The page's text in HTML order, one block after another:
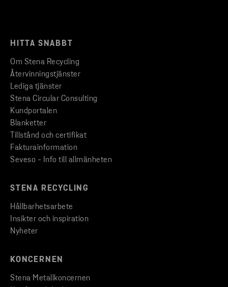
HITTA SNABBT
Om Stena Recycling
Återvinningstjänster
Lediga tjänster
Stena Circular Consulting
Kundportalen
Blanketter
Tillstånd och certifikat
Fakturainformation
Seveso - Info till allmänheten
STENA RECYCLING
Hållbarhetsarbete
Insikter och inspiration
Nyheter
KONCERNEN
Stena Metallkoncernen